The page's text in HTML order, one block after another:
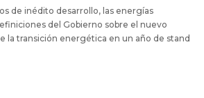
de inédito desarrollo, las energías
del Gobierno sobre el nuevo
la transición energética en un año de stand